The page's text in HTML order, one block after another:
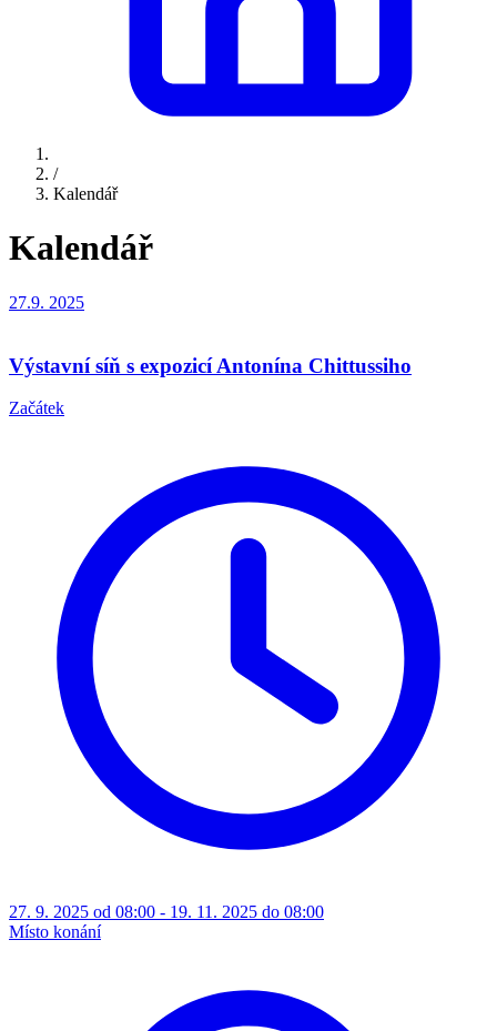
/
Kalendář
Kalendář
27.9. 2025
Výstavní síň s expozicí Antonína Chittussiho
Začátek
27. 9. 2025 od 08:00 - 19. 11. 2025 do 08:00
Místo konání